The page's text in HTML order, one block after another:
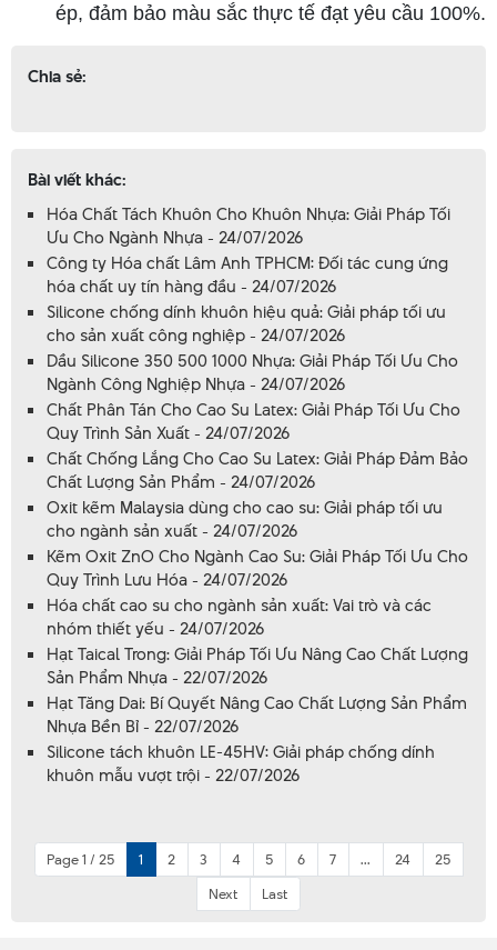
ép, đảm bảo màu sắc thực tế đạt yêu cầu 100%.
Chia sẻ:
Bài viết khác:
Hóa Chất Tách Khuôn Cho Khuôn Nhựa: Giải Pháp Tối
Ưu Cho Ngành Nhựa - 24/07/2026
Công ty Hóa chất Lâm Anh TPHCM: Đối tác cung ứng
hóa chất uy tín hàng đầu - 24/07/2026
Silicone chống dính khuôn hiệu quả: Giải pháp tối ưu
cho sản xuất công nghiệp - 24/07/2026
Dầu Silicone 350 500 1000 Nhựa: Giải Pháp Tối Ưu Cho
Ngành Công Nghiệp Nhựa - 24/07/2026
Chất Phân Tán Cho Cao Su Latex: Giải Pháp Tối Ưu Cho
Quy Trình Sản Xuất - 24/07/2026
Chất Chống Lắng Cho Cao Su Latex: Giải Pháp Đảm Bảo
Chất Lượng Sản Phẩm - 24/07/2026
Oxit kẽm Malaysia dùng cho cao su: Giải pháp tối ưu
cho ngành sản xuất - 24/07/2026
Kẽm Oxit ZnO Cho Ngành Cao Su: Giải Pháp Tối Ưu Cho
Quy Trình Lưu Hóa - 24/07/2026
Hóa chất cao su cho ngành sản xuất: Vai trò và các
nhóm thiết yếu - 24/07/2026
Hạt Taical Trong: Giải Pháp Tối Ưu Nâng Cao Chất Lượng
Sản Phẩm Nhựa - 22/07/2026
Hạt Tăng Dai: Bí Quyết Nâng Cao Chất Lượng Sản Phẩm
Nhựa Bền Bỉ - 22/07/2026
Silicone tách khuôn LE-45HV: Giải pháp chống dính
khuôn mẫu vượt trội - 22/07/2026
Page 1 / 25 1 2 3 4 5 6 7 ... 24
25
Next
Last